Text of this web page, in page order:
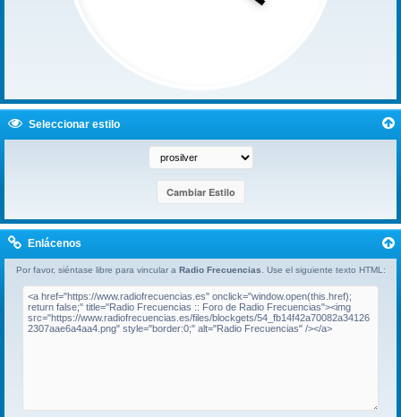
Seleccionar estilo
Enlácenos
Por favor, siéntase libre para vincular a Radio Frecuencias. Use el siguiente texto HTML: